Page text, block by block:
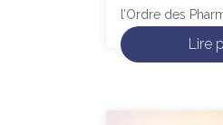
l’Ordre des
Lire